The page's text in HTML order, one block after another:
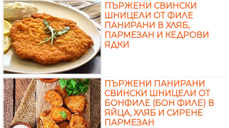
ПЪРЖЕНИ СВИНСКИ
ШНИЦЕЛИ ОТ ФИЛЕ
ПАНИРАНИ В ХЛЯБ,
ПАРМЕЗАН И КЕДРОВИ
ЯДКИ
ПЪРЖЕНИ ПАНИРАНИ
СВИНСКИ ШНИЦЕЛИ ОТ
БОНФИЛЕ (БОН ФИЛЕ) В
ЯЙЦА, ХЛЯБ И СИРЕНЕ
ПАРМЕЗАН